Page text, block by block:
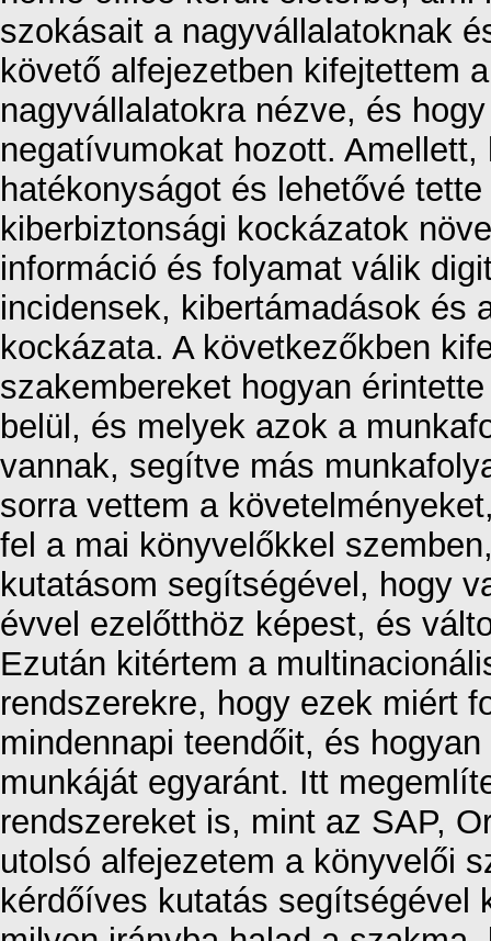
szokásait a nagyvállalatoknak
követő alfejezetben kifejtettem
nagyvállalatokra nézve, és
negatívumokat hozott.
hatékonyságot és lehetővé
kiberbiztonsági kockázatok
információ és folyamat válik
incidensek, kibertámadások és
kockázata. A következőkben
szakembereket hogyan
belül, és melyek azok a
vannak, segítve más
sorra vettem a
fel a mai könyvelőkkel
kutatásom segítségével, hogy
évvel ezelőtthöz képest, és
Ezután kitértem a
rendszerekre, hogy ezek miért
mindennapi teendőit, és
munkáját egyaránt. Itt
rendszereket is, mint az SAP,
utolsó alfejezetem a könyvelői
kérdőíves kutatás segítségével